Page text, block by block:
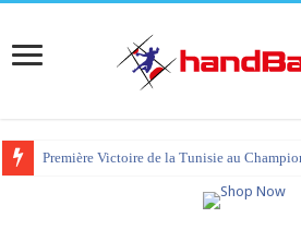
Première Victoire de la Tunisie au